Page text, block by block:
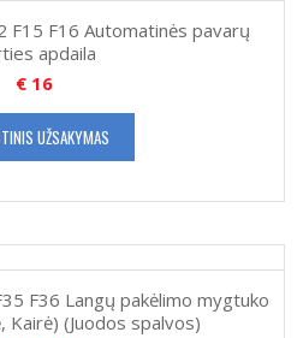
F15 F16 Automatinės pavarų
apdaila
€16
UŽSAKYMAS
F36 Langų pakėlimo mygtuko
Kairė) (Juodos spalvos)